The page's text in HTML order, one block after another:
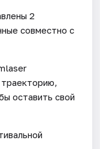
2
совместно с
оставить свой